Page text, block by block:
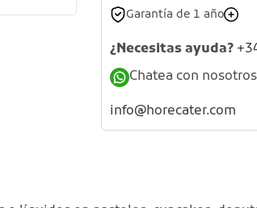
Garantía de 1 año
¿Necesitas ayuda?
Chatea con nosotros
info@horecater.com